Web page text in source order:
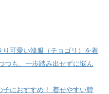
り可愛い韓服（チョゴリ）を着
つも、一歩踏み出せずに悩ん
におすすめ！ 着せやすい韓